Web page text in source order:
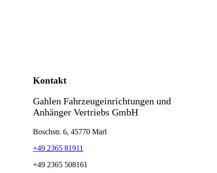
Kontakt
Gahlen Fahrzeugeinrichtungen und
Anhänger Vertriebs GmbH
Boschstr. 6, 45770 Marl
+49 2365 81911
+49 2365 508161